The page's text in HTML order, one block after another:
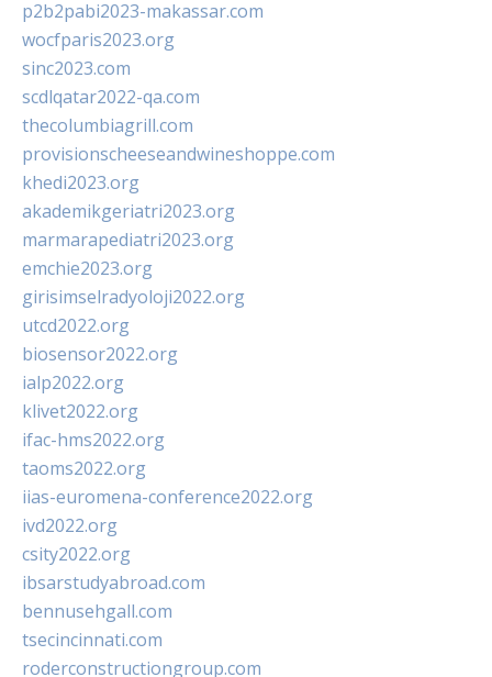
p2b2pabi2023-makassar.com
wocfparis2023.org
sinc2023.com
scdlqatar2022-qa.com
thecolumbiagrill.com
provisionscheeseandwineshoppe.com
khedi2023.org
akademikgeriatri2023.org
marmarapediatri2023.org
emchie2023.org
girisimselradyoloji2022.org
utcd2022.org
biosensor2022.org
ialp2022.org
klivet2022.org
ifac-hms2022.org
taoms2022.org
iias-euromena-conference2022.org
ivd2022.org
csity2022.org
ibsarstudyabroad.com
bennusehgall.com
tsecincinnati.com
roderconstructiongroup.com